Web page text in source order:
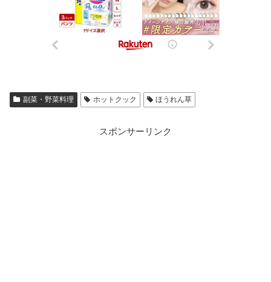
副菜・野菜料理 ホットクック ほうれん草
スポンサーリンク